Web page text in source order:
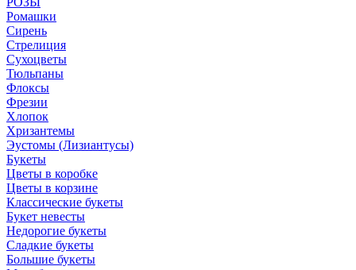
Ромашки
Сирень
Стрелиция
Сухоцветы
Тюльпаны
Флоксы
Фрезии
Хлопок
Хризантемы
Эустомы (Лизиантусы)
Букеты
Цветы в коробке
Цветы в корзине
Классические букеты
Букет невесты
Недорогие букеты
Сладкие букеты
Большие букеты